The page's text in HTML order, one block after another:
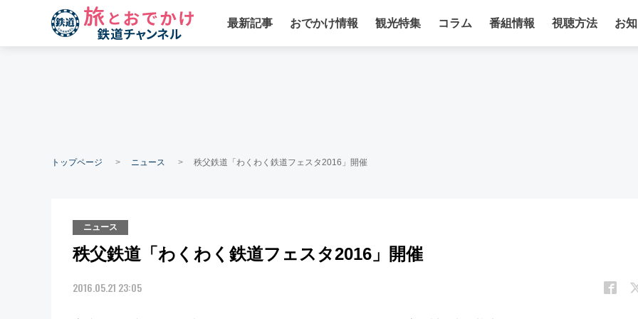
最新記事 おでかけ情報 観光特集 コラム 番組情報 視聴方法 お
トップページ ニュース 秩父鉄道「わくわく鉄道フェスタ2016」開催
ニュース
秩父鉄道「わくわく鉄道フェスタ2016」開催
2016.05.21 23:05